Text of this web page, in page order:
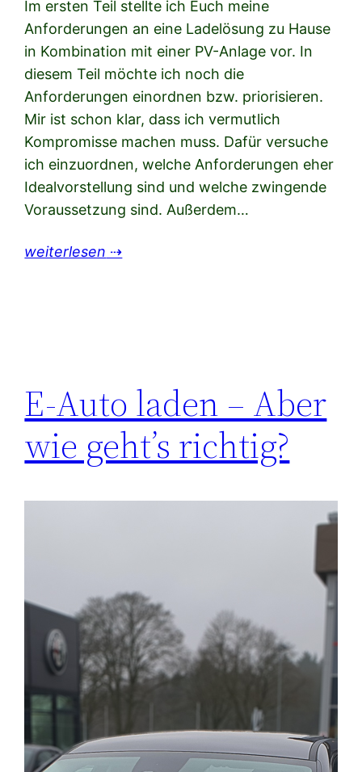
Im ersten Teil stellte ich Euch meine
Anforderungen an eine Ladelösung zu Hause
in Kombination mit einer PV-Anlage vor. In
diesem Teil möchte ich noch die
Anforderungen einordnen bzw. priorisieren.
Mir ist schon klar, dass ich vermutlich
Kompromisse machen muss. Dafür versuche
ich einzuordnen, welche Anforderungen eher
Idealvorstellung sind und welche zwingende
Voraussetzung sind. Außerdem…
weiterlesen ⇢
E-Auto laden – Aber
wie geht’s richtig?